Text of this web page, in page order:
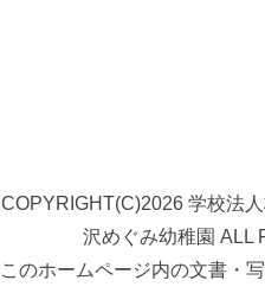
COPYRIGHT(C)2026 学校
沢めぐみ幼稚園 ALL
このホームページ内の文書・